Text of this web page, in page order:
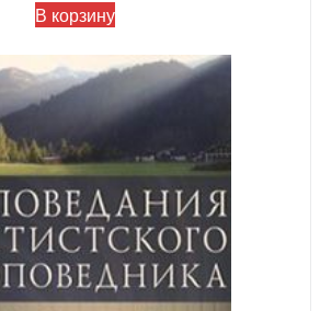
В корзину